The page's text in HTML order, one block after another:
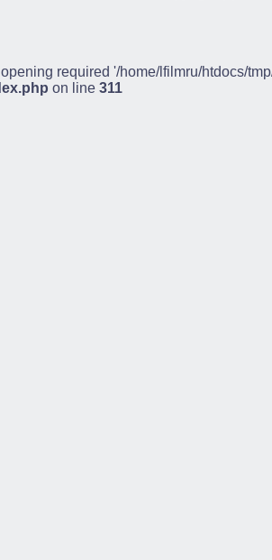
required '/home/lfilmru/htdocs/
on line 311